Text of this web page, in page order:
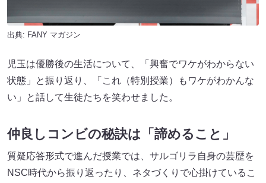
出典: FANY マガジン
児玉は優勝後の生活について、「興奮でワケがわからない
状態」と振り返り、「これ（特別授業）もワケがわかんな
い」と話して生徒たちを笑わせました。
仲良しコンビの秘訣は「諦めること」
質疑応答形式で進んだ授業では、サルゴリラ自身の芸歴を
NSC時代から振り返ったり、ネタづくりで心掛けているこ